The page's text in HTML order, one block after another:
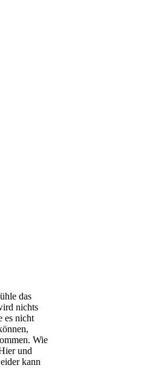
das
nichts
es nicht
Wie
und
kann